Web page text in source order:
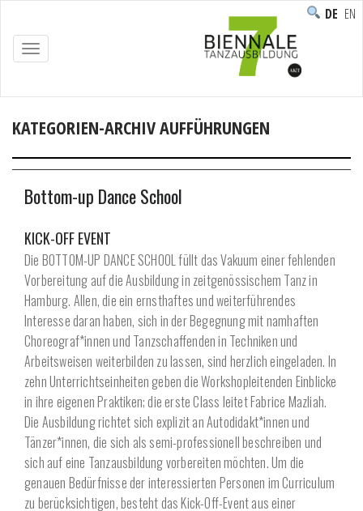
TOGGLE
NAVIGATION
KATEGORIEN-ARCHIV AUFFÜHRUNGEN
Bottom-up Dance School
KICK-OFF EVENT
Die BOTTOM-UP DANCE SCHOOL füllt das Vakuum einer fehlenden
Vorbereitung auf die Ausbildung in zeitgenössischem Tanz in
Hamburg. Allen, die ein ernsthaftes und weiterführendes
Interesse daran haben, sich in der Begegnung mit namhaften
Choreograf*innen und Tanzschaffenden in Techniken und
Arbeitsweisen weiterbilden zu lassen, sind herzlich eingeladen. In
zehn Unterrichtseinheiten geben die Workshopleitenden Einblicke
in ihre eigenen Praktiken; die erste Class leitet Fabrice Mazliah.
Die Ausbildung richtet sich explizit an Autodidakt*innen und
Tänzer*innen, die sich als semi-professionell beschreiben und
sich auf eine Tanzausbildung vorbereiten möchten. Um die
genauen Bedürfnisse der interessierten Personen im Curriculum
zu berücksichtigen, besteht das Kick-Off-Event aus einer